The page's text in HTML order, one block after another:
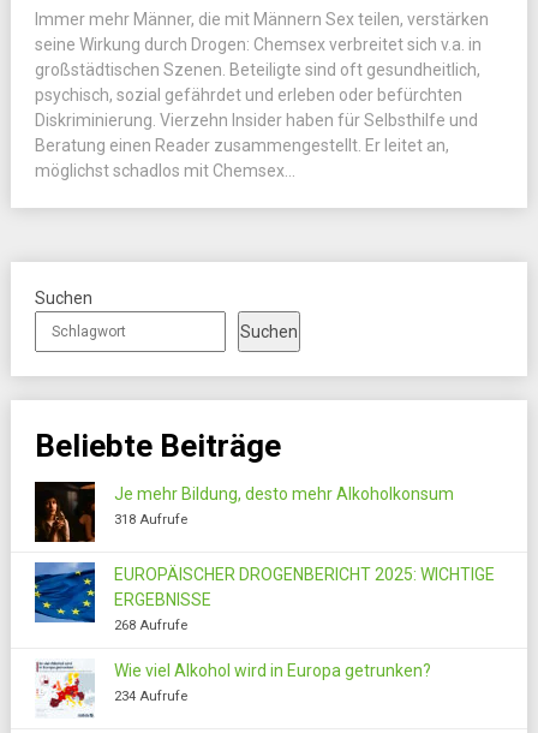
Immer mehr Männer, die mit Männern Sex teilen, verstärken
seine Wirkung durch Drogen: Chemsex verbreitet sich v.a. in
großstädtischen Szenen. Beteiligte sind oft gesundheitlich,
psychisch, sozial gefährdet und erleben oder befürchten
Diskriminierung. Vierzehn Insider haben für Selbsthilfe und
Beratung einen Reader zusammengestellt. Er leitet an,
möglichst schadlos mit Chemsex...
Suchen
Suchen
Beliebte Beiträge
Je mehr Bildung, desto mehr Alkoholkonsum
318 Aufrufe
EUROPÄISCHER DROGENBERICHT 2025: WICHTIGE
ERGEBNISSE
268 Aufrufe
Wie viel Alkohol wird in Europa getrunken?
234 Aufrufe